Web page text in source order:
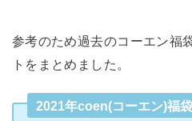
参考のため過去のコーエン福
トをまとめました。
2021年coen(コーエン)福